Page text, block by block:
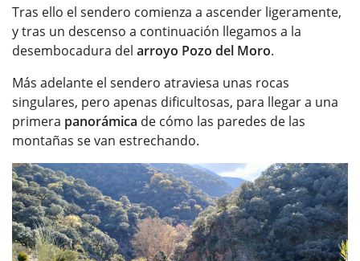
Tras ello el sendero comienza a ascender ligeramente,
y tras un descenso a continuación llegamos a la
desembocadura del arroyo Pozo del Moro.
Más adelante el sendero atraviesa unas rocas
singulares, pero apenas dificultosas, para llegar a una
primera panorámica de cómo las paredes de las
montañas se van estrechando.